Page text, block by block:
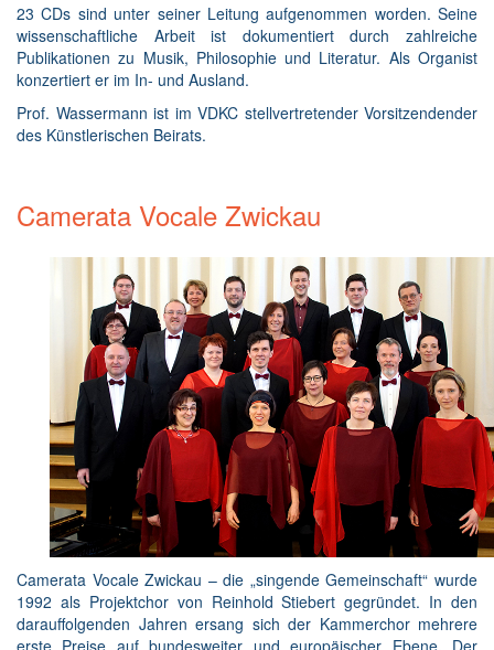
23 CDs sind unter seiner Leitung aufgenommen worden. Seine
wissenschaftliche Arbeit ist dokumentiert durch zahlreiche
Publikationen zu Musik, Philosophie und Literatur. Als Organist
konzertiert er im In- und Ausland.
Prof. Wassermann ist im VDKC stellvertretender Vorsitzendender
des Künstlerischen Beirats.
Camerata Vocale Zwickau
Camerata Vocale Zwickau – die „singende Gemeinschaft“ wurde
1992 als Projektchor von Reinhold Stiebert gegründet. In den
darauffolgenden Jahren ersang sich der Kammerchor mehrere
erste Preise auf bundesweiter und europäischer Ebene. Der